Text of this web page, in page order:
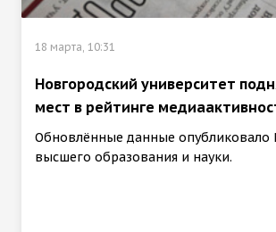
18 марта, 10:31
Новгородский университет
мест в рейтинге
Обновлённые данные опубликовало
высшего образования и науки.